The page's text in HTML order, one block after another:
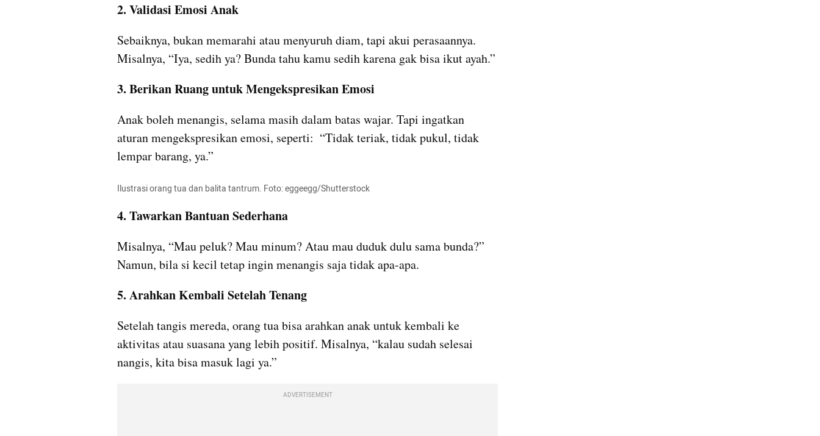
2. Validasi Emosi Anak
Sebaiknya, bukan memarahi atau menyuruh diam, tapi akui perasaannya.
Misalnya, “Iya, sedih ya? Bunda tahu kamu sedih karena gak bisa ikut ayah.”
3. Berikan Ruang untuk Mengekspresikan Emosi
Anak boleh menangis, selama masih dalam batas wajar. Tapi ingatkan
aturan mengekspresikan emosi, seperti:  “Tidak teriak, tidak pukul, tidak
lempar barang, ya.”
Ilustrasi orang tua dan balita tantrum. Foto: eggeegg/Shutterstock
4. Tawarkan Bantuan Sederhana
Misalnya, “Mau peluk? Mau minum? Atau mau duduk dulu sama bunda?”
Namun, bila si kecil tetap ingin menangis saja tidak apa-apa.
5. Arahkan Kembali Setelah Tenang
Setelah tangis mereda, orang tua bisa arahkan anak untuk kembali ke
aktivitas atau suasana yang lebih positif. Misalnya, “kalau sudah selesai
nangis, kita bisa masuk lagi ya.”
ADVERTISEMENT